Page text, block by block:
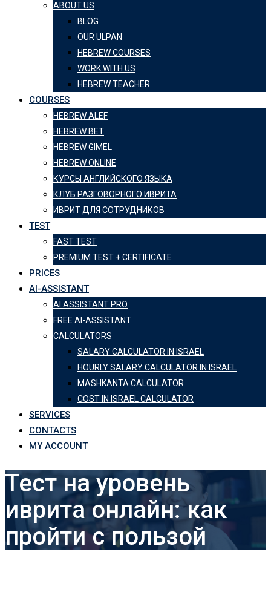
ABOUT US
BLOG
OUR ULPAN
HEBREW COURSES
WORK WITH US
HEBREW TEACHER
COURSES
HEBREW ALEF
HEBREW BET
HEBREW GIMEL
HEBREW ONLINE
КУРСЫ АНГЛИЙСКОГО ЯЗЫКА
КЛУБ РАЗГОВОРНОГО ИВРИТА
ИВРИТ ДЛЯ СОТРУДНИКОВ
TEST
FAST TEST
PREMIUM TEST + CERTIFICATE
PRICES
AI-ASSISTANT
AI ASSISTANT PRO
FREE AI-ASSISTANT
CALCULATORS
SALARY CALCULATOR IN ISRAEL
HOURLY SALARY CALCULATOR IN ISRAEL
MASHKANTA CALCULATOR
COST IN ISRAEL CALCULATOR
SERVICES
CONTACTS
MY ACCOUNT
Тест на уровень
иврита онлайн: как
пройти с пользой